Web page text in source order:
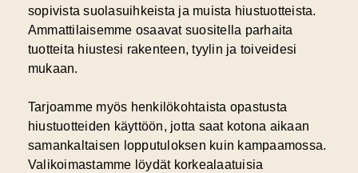
sopivista suolasuihkeista ja muista hiustuotteista.
Ammattilaisemme osaavat suositella parhaita
tuotteita hiustesi rakenteen, tyylin ja toiveidesi
mukaan.
Tarjoamme myös henkilökohtaista opastusta
hiustuotteiden käyttöön, jotta saat kotona aikaan
samankaltaisen lopputuloksen kuin kampaamossa.
Valikoimastamme löydät korkealaatuisia